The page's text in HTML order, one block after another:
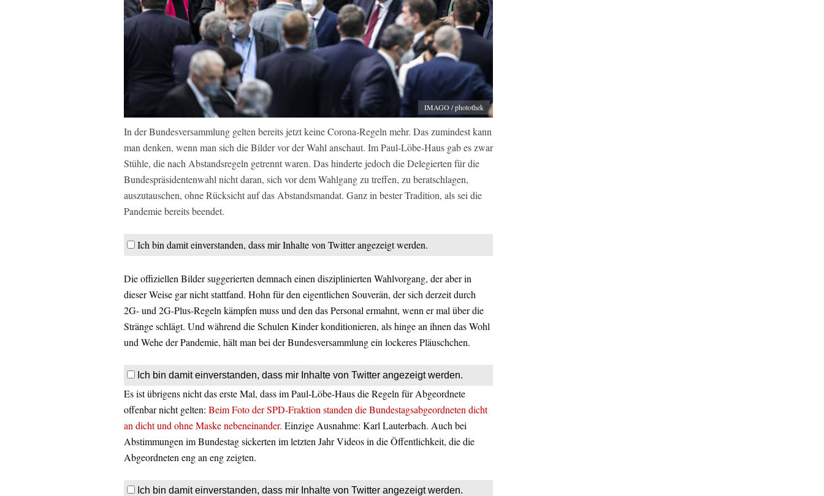
IMAGO / photothek
In der Bundesversammlung gelten bereits jetzt keine Corona-Regeln mehr. Das zumindest kann
man denken, wenn man sich die Bilder vor der Wahl anschaut. Im Paul-Löbe-Haus gab es zwar
Stühle, die nach Abstandsregeln getrennt waren. Das hinderte jedoch die Delegierten für die
Bundespräsidentenwahl nicht daran, sich vor dem Wahlgang zu treffen, zu beratschlagen,
auszutauschen, ohne Rücksicht auf das Abstandsmandat. Ganz in bester Tradition, als sei die
Pandemie bereits beendet.
Ich bin damit einverstanden, dass mir Inhalte von Twitter angezeigt werden.
Die offiziellen Bilder suggerierten demnach einen disziplinierten Wahlvorgang, der aber in
dieser Weise gar nicht stattfand. Hohn für den eigentlichen Souverän, der sich derzeit durch
2G- und 2G-Plus-Regeln kämpfen muss und den das Personal ermahnt, wenn er mal über die
Stränge schlägt. Und während die Schulen Kinder konditionieren, als hinge an ihnen das Wohl
und Wehe der Pandemie, hält man bei der Bundesversammlung ein lockeres Pläuschchen.
Ich bin damit einverstanden, dass mir Inhalte von Twitter angezeigt werden.
Es ist übrigens nicht das erste Mal, dass im Paul-Löbe-Haus die Regeln für Abgeordnete
offenbar nicht gelten: Beim Foto der SPD-Fraktion standen die Bundestagsabgeordneten dicht
an dicht und ohne Maske nebeneinander. Einzige Ausnahme: Karl Lauterbach. Auch bei
Abstimmungen im Bundestag sickerten im letzten Jahr Videos in die Öffentlichkeit, die die
Abgeordneten eng an eng zeigten.
Ich bin damit einverstanden, dass mir Inhalte von Twitter angezeigt werden.